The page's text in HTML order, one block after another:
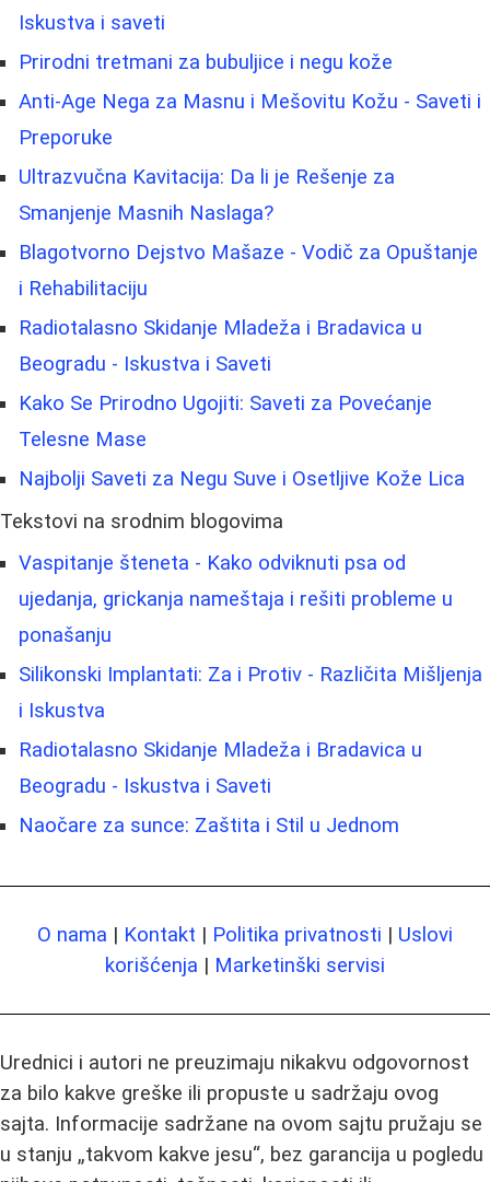
Iskustva i saveti
Prirodni tretmani za bubuljice i negu kože
Anti-Age Nega za Masnu i Mešovitu Kožu - Saveti i
Preporuke
Ultrazvučna Kavitacija: Da li je Rešenje za
Smanjenje Masnih Naslaga?
Blagotvorno Dejstvo Mašaze - Vodič za Opuštanje
i Rehabilitaciju
Radiotalasno Skidanje Mladeža i Bradavica u
Beogradu - Iskustva i Saveti
Kako Se Prirodno Ugojiti: Saveti za Povećanje
Telesne Mase
Najbolji Saveti za Negu Suve i Osetljive Kože Lica
Tekstovi na srodnim blogovima
Vaspitanje šteneta - Kako odviknuti psa od
ujedanja, grickanja nameštaja i rešiti probleme u
ponašanju
Silikonski Implantati: Za i Protiv - Različita Mišljenja
i Iskustva
Radiotalasno Skidanje Mladeža i Bradavica u
Beogradu - Iskustva i Saveti
Naočare za sunce: Zaštita i Stil u Jednom
O nama | Kontakt | Politika privatnosti | Uslovi
korišćenja | Marketinški servisi
Urednici i autori ne preuzimaju nikakvu odgovornost
za bilo kakve greške ili propuste u sadržaju ovog
sajta. Informacije sadržane na ovom sajtu pružaju se
u stanju „takvom kakve jesu“, bez garancija u pogledu